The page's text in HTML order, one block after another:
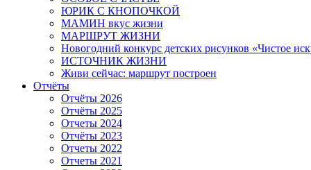
ЮРИК С КНОПОЧКОЙ
МАМИН вкус жизни
МАРШРУТ ЖИЗНИ
Новогодний конкурс детских рисунков «Чистое
ИСТОЧНИК ЖИЗНИ
Живи сейчас: маршрут построен
Отчёты
Отчёты 2026
Отчёты 2025
Отчеты 2024
Отчёты 2023
Отчеты 2022
Отчеты 2021